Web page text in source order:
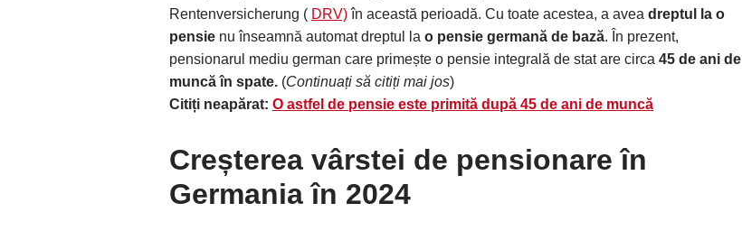
Rentenversicherung ( DRV)în această perioadă. Cu toate acestea, a avea dreptul la o
pensie nu înseamnă automat dreptul la o pensie germană de bază. În prezent,
pensionarul mediu german care primește o pensie integrală de stat are circa 45 de ani de
muncă în spate. (Continuați să citiți mai jos)
Citiți neapărat: O astfel de pensie este primită după 45 de ani de muncă
Creșterea vârstei de pensionare în
Germania în 2024